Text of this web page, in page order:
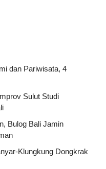
dan Pariwisata, 4
Sulut Studi
Bulog Bali Jamin
Klungkung Dongkrak